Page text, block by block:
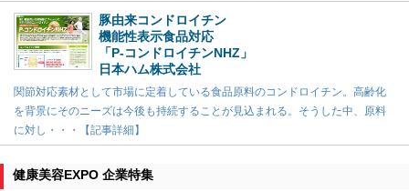
豚由来コンドロイチン
機能性表示食品対応
「P-コンドロイチンNHZ」
日本ハム株式会社
関節対応素材として市場に定着している食品原料のコンドロイチン。高齢化
を背景にそのニーズは今後も持続することが見込まれる。そうした中、原料
に対し・・・【記事詳細】
健康美容EXPO 企業特集